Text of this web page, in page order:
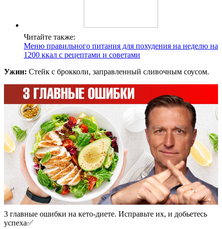
Читайте также:
Меню правильного питания для похудения на неделю на
1200 ккал с рецептами и советами
Ужин: Стейк с брокколи, заправленный сливочным соусом.
3 главные ошибки на кето-диете. Исправьте их, и добьетесь
успеха✅